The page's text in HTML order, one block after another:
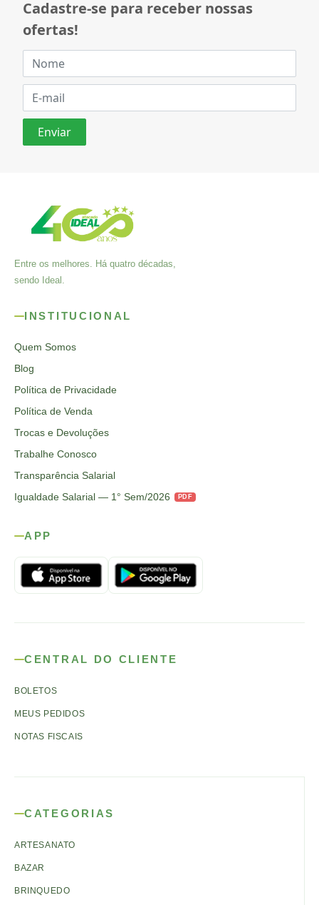
Cadastre-se para receber nossas
ofertas!
Entre os melhores. Há quatro décadas,
sendo Ideal.
INSTITUCIONAL
Quem Somos
Blog
Política de Privacidade
Política de Venda
Trocas e Devoluções
Trabalhe Conosco
Transparência Salarial
Igualdade Salarial — 1° Sem/2026
PDF
APP
CENTRAL DO CLIENTE
BOLETOS
MEUS PEDIDOS
NOTAS FISCAIS
CATEGORIAS
ARTESANATO
BAZAR
BRINQUEDO